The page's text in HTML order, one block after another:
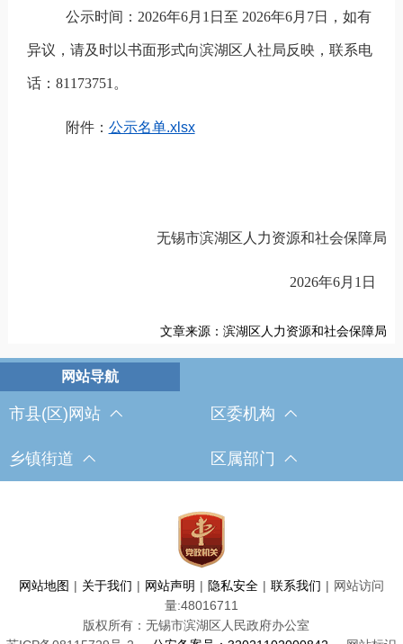
公示时间： 2026年6月 1 日至 2026年6月 7日，如有
异议，请及时以书面形式向滨湖 区人社局反映，联系电
话： 81173751 。
附件： 公示名单.xlsx
无锡市滨湖 区人力资源和社会保障局
2026年6月 1 日
文章来源：滨湖区人力资源和社会保障局
市县(区)网站 区委机构
乡镇街道 区属部门
网站地图 | 关于我们 | 网站声明 | 隐私安全 | 联系我们 | 网站访问
量:48016711
版权所有：无锡市滨湖区人民政府办公室